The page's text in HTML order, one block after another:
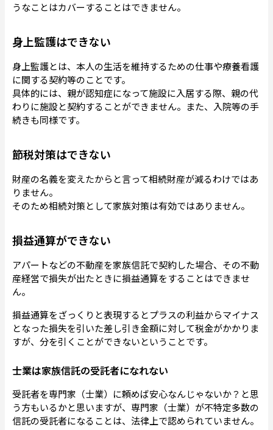
うなことはカバーすることはできません。
身上監護はできない
身上監護とは、本人の生活を維持するための仕事や療養看護
に関する契約等のことです。
具体的には、親が認知症になって施設に入居する際、親の代
わりに施設と契約することができません。また、入院等の手
続きも同様です。
節税対策はできない
財産の名義を変えたからと言って相続財産が減るわけではあ
りません。
そのため相続対策として家族対策は有効ではありません。
損益通算ができない
アパートなどの不動産を家族信託で契約した場合、その不動
産経営で損失が出たときに損益通算をすることはできませ
ん。
損益通算をざっくりと表現するとプラスの利益からマイナス
となった損失を引いた差し引き金額に対して税金がかかりま
すが、分を引くことができないということです。
士業は家族信託の受託者になれない
受託者を専門家（士業）に頼めば安心なんじゃないか？と思
う方もいるかと思いますが、専門家（士業）が不特定多数の
信託の受託者になることは、法律上で認められていません。